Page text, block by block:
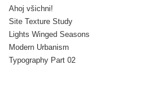
Ahoj všichni!
Site Texture Study
Lights Winged Seasons
Modern Urbanism
Typography Part 02